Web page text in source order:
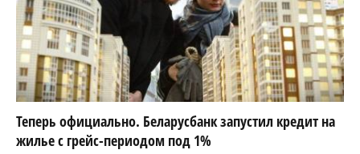
Теперь официально. Беларусбанк запустил кредит на
жилье с грейс-периодом под 1%